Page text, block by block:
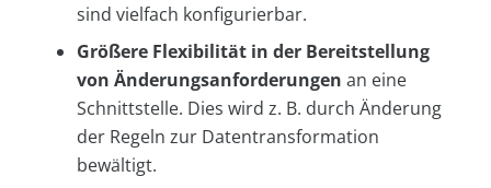
sind vielfach konfigurierbar.
Größere Flexibilität in der Bereitstellung
von Änderungsanforderungen an eine
Schnittstelle. Dies wird z. B. durch Änderung
der Regeln zur Datentransformation
bewältigt.